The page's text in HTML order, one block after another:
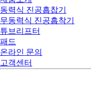
동력식 진공흡찹기
무동력식 진공흡착기
튜브리프터
패드
온라인 문의
고객센터